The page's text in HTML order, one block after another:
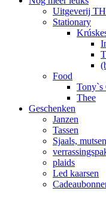
Uitgeverij
Stationary
Food
Tony`s
Thee
Geschenken
Janzen
Tassen
Sjaals,
plaids
Led kaarsen